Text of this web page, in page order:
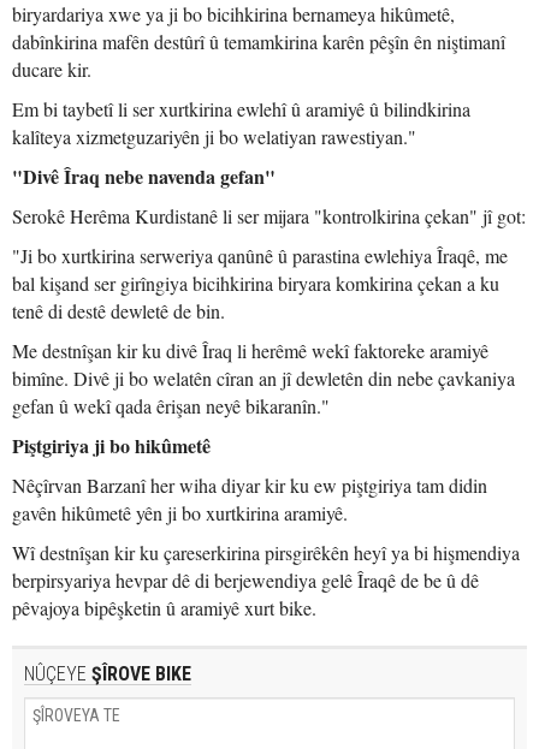
biryardariya xwe ya ji bo bicihkirina bernameya hikûmetê,
dabînkirina mafên destûrî û temamkirina karên pêşîn ên niştimanî
ducare kir.
Em bi taybetî li ser xurtkirina ewlehî û aramiyê û bilindkirina
kalîteya xizmetguzariyên ji bo welatiyan rawestiyan."
"Divê Îraq nebe navenda gefan"
Serokê Herêma Kurdistanê li ser mijara "kontrolkirina çekan" jî got:
"Ji bo xurtkirina serweriya qanûnê û parastina ewlehiya Îraqê, me
bal kişand ser girîngiya bicihkirina biryara komkirina çekan a ku
tenê di destê dewletê de bin.
Me destnîşan kir ku divê Îraq li herêmê wekî faktoreke aramiyê
bimîne. Divê ji bo welatên cîran an jî dewletên din nebe çavkaniya
gefan û wekî qada êrişan neyê bikaranîn."
Piştgiriya ji bo hikûmetê
Nêçîrvan Barzanî her wiha diyar kir ku ew piştgiriya tam didin
gavên hikûmetê yên ji bo xurtkirina aramiyê.
Wî destnîşan kir ku çareserkirina pirsgirêkên heyî ya bi hişmendiya
berpirsyariya hevpar dê di berjewendiya gelê Îraqê de be û dê
pêvajoya bipêşketin û aramiyê xurt bike.
NÛÇEYE ŞÎROVE BIKE